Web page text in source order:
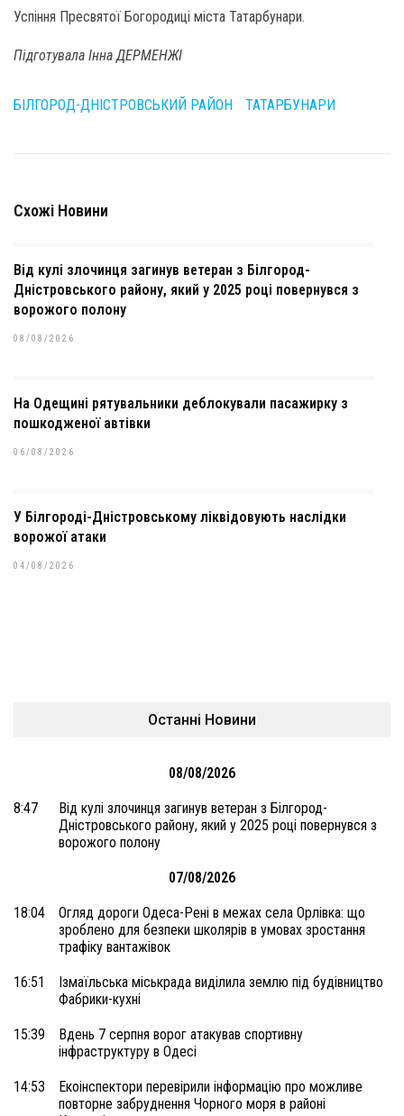
Успіння Пресвятої Богородиці міста Татарбунари.
Підготувала Інна ДЕРМЕНЖІ
БІЛГОРОД-ДНІСТРОВСЬКИЙ РАЙОН ТАТАРБУНАРИ
Схожі Новини
Від кулі злочинця загинув ветеран з Білгород-
Дністровського району, який у 2025 році повернувся з
ворожого полону
08/08/2026
На Одещині рятувальники деблокували пасажирку з
пошкодженої автівки
06/08/2026
У Білгороді-Дністровському ліквідовують наслідки
ворожої атаки
04/08/2026
Останні Новини
08/08/2026
8:47
Від кулі злочинця загинув ветеран з Білгород-
Дністровського району, який у 2025 році повернувся з
ворожого полону
07/08/2026
18:04
Огляд дороги Одеса-Рені в межах села Орлівка: що
зроблено для безпеки школярів в умовах зростання
трафіку вантажівок
16:51
Ізмаїльська міськрада виділила землю під будівництво
Фабрики-кухні
15:39
Вдень 7 серпня ворог атакував спортивну
інфраструктуру в Одесі
14:53
Екоінспектори перевірили інформацію про можливе
повторне забруднення Чорного моря в районі